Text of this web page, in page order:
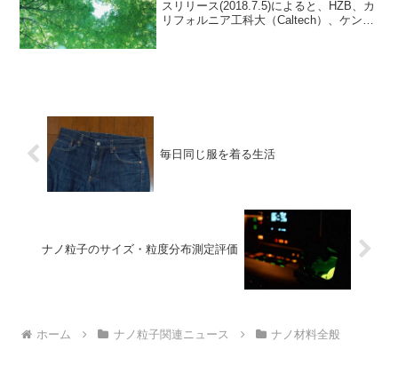
スリリース(2018.7.5)によると、HZB、カ
リフォルニア工科大（Caltech）、ケンブ
毎日同じ服を着る生活
ナノ粒子のサイズ・粒度分布測定評価
ホーム ナノ粒子関連ニュース ナノ材料全般